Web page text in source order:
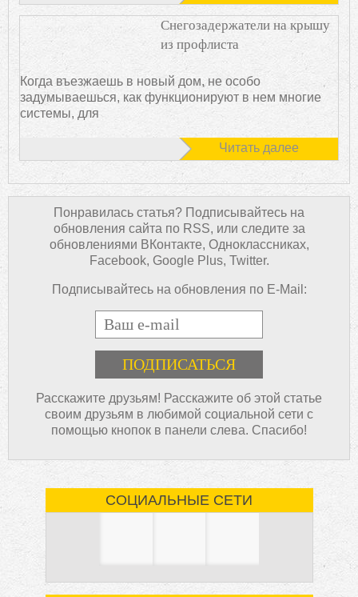
Снегозадержатели на крышу
из профлиста
Когда въезжаешь в новый дом, не особо
задумываешься, как функционируют в нем многие
системы, для
Читать далее
Понравилась статья? Подписывайтесь на
обновления сайта по RSS, или следите за
обновлениями ВКонтакте, Одноклассниках,
Facebook, Google Plus, Twitter.
Подписывайтесь на обновления по E-Mail:
E-mail
Расскажите друзьям! Расскажите об этой статье
своим друзьям в любимой социальной сети с
помощью кнопок в панели слева. Спасибо!
СОЦИАЛЬНЫЕ СЕТИ